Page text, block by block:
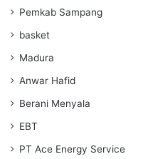
Pemkab Sampang
basket
Madura
Anwar Hafid
Berani Menyala
EBT
PT Ace Energy Service